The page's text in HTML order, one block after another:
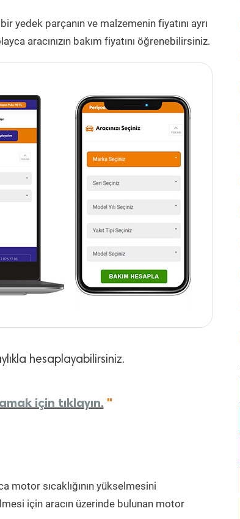
yedek parçanın ve malzemenin fiyatını ayrı
aracınızın bakım fiyatını öğrenebilirsiniz.
hesaplayabilirsiniz.
için tıklayın. "
motor sıcaklığının yükselmesini
için aracın üzerinde bulunan motor